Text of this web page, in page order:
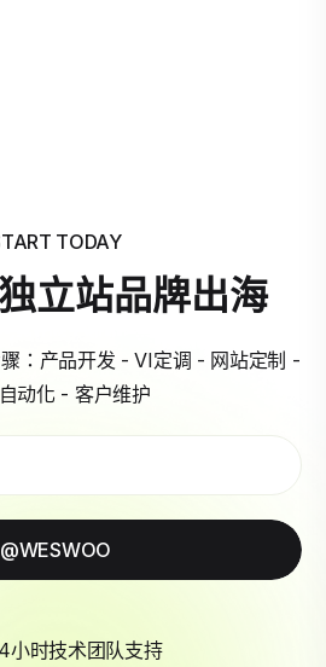
TODAY
立站品牌出海
：产品开发 - VI定调 - 网站定制 -
动化 - 客户维护
@WESWOO
小时技术团队支持